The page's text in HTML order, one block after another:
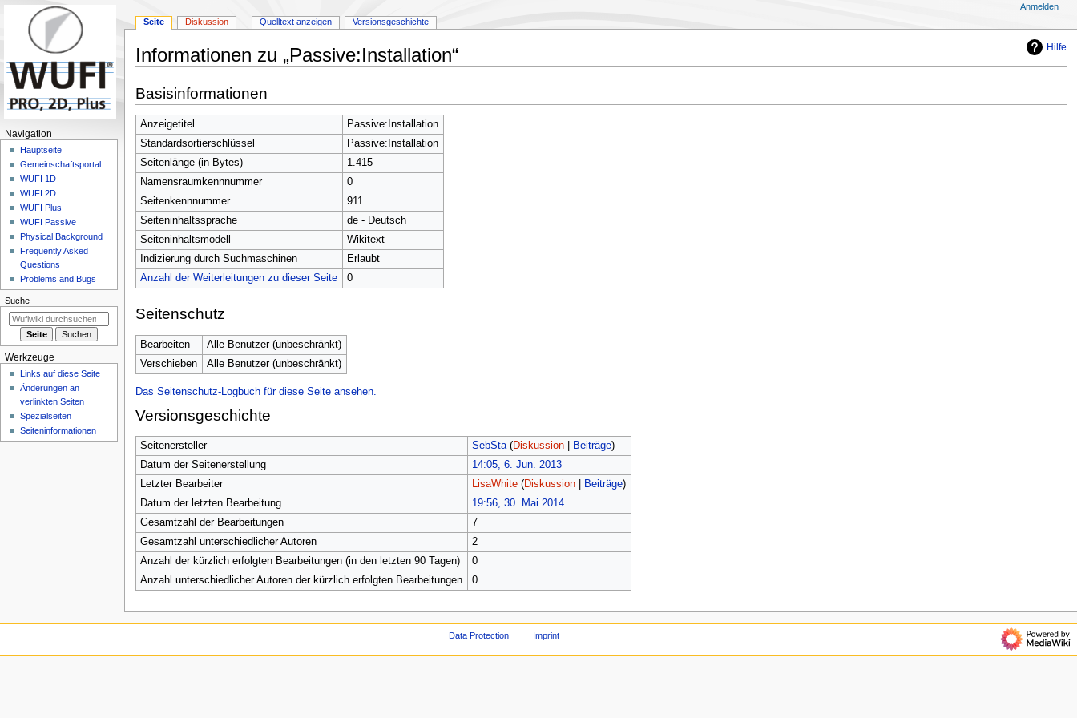
Hilfe
Informationen zu „Passive:Installation“
Navigation
springen
Suche
springen
Basisinformationen
Anzeigetitel
Passive:Installation
Standardsortierschlüssel
Passive:Installation
Seitenlänge (in Bytes)
1.415
Namensraumkennnummer
0
Seitenkennnummer
911
Seiteninhaltssprache
de - Deutsch
Seiteninhaltsmodell
Wikitext
Indizierung durch Suchmaschinen
Erlaubt
Anzahl der Weiterleitungen zu dieser Seite
0
Seitenschutz
Bearbeiten
Alle Benutzer (unbeschränkt)
Verschieben
Alle Benutzer (unbeschränkt)
Das Seitenschutz-Logbuch für diese Seite ansehen.
Versionsgeschichte
Seitenersteller SebSta (Diskussion| Beiträge)
Datum der Seitenerstellung
14:05, 6. Jun. 2013
Letzter Bearbeiter
LisaWhite (Diskussion| Beiträge)
Datum der letzten Bearbeitung
19:56, 30. Mai 2014
Gesamtzahl der Bearbeitungen
7
Gesamtzahl unterschiedlicher Autoren
2
Anzahl der kürzlich erfolgten Bearbeitungen (in den letzten 90 Tagen)
0
Anzahl unterschiedlicher Autoren der kürzlich erfolgten Bearbeitungen
0
N
n
s
m
e
n
Seite Diskussion Quelltext anzeigen Versionsgeschichte
Anmelden
Navigation
Hauptseite
Gemeinschafts­portal
WUFI 1D
WUFI 2D
WUFI Plus
WUFI Passive
Physical Background
Frequently Asked
Questions
Problems and Bugs
Suche
Werkzeuge
Links auf diese Seite
Änderungen an
verlinkten Seiten
Spezialseiten
Seiten­­informationen
Data Protection Imprint